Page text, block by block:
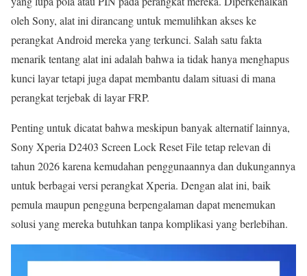
oleh Sony, alat ini dirancang untuk memulihkan akses ke
perangkat Android mereka yang terkunci. Salah satu fakta
menarik tentang alat ini adalah bahwa ia tidak hanya menghapus
kunci layar tetapi juga dapat membantu dalam situasi di mana
perangkat terjebak di layar FRP.
Penting untuk dicatat bahwa meskipun banyak alternatif lainnya,
Sony Xperia D2403 Screen Lock Reset File tetap relevan di
tahun 2026 karena kemudahan penggunaannya dan dukungannya
untuk berbagai versi perangkat Xperia. Dengan alat ini, baik
pemula maupun pengguna berpengalaman dapat menemukan
solusi yang mereka butuhkan tanpa komplikasi yang berlebihan.